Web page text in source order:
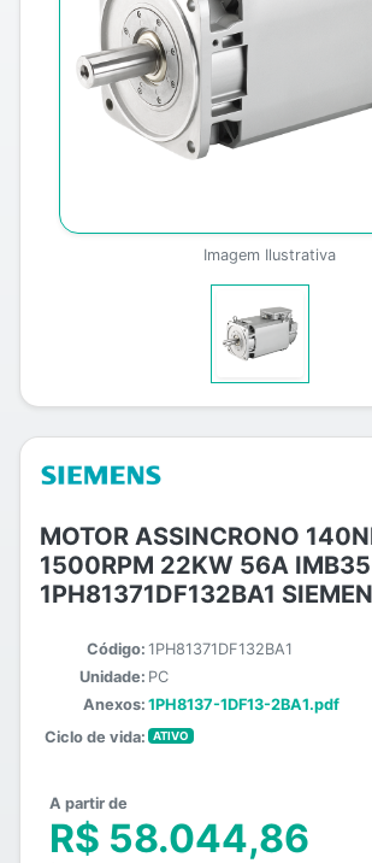
Imagem Ilustrativa
MOTOR ASSINCRONO
1500RPM 22KW 56A
1PH81371DF132BA1
Código: 1PH81371DF132BA1
Unidade: PC
Anexos: 1PH8137-1DF13-2BA1.pdf
Ciclo de vida:
ATIVO
A partir de
R$ 58.044,86